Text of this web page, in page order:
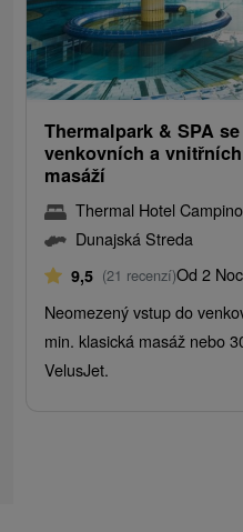
Thermalpark & ​​SPA
venkovních a
masáží
Thermal Hotel Campino
Dunajská Streda
9,5 (21 recenzí)Od 2
Neomezený vstup do
min. klasická masáž nebo
VelusJet.